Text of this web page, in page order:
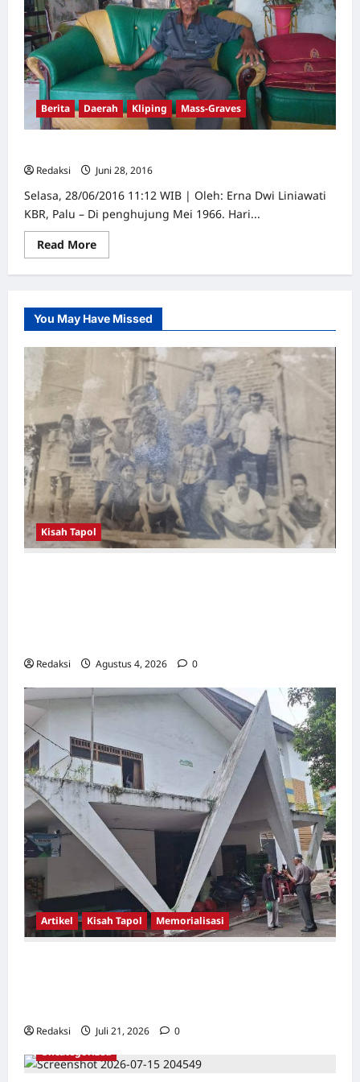
Berita Daerah Kliping Mass-Graves
Redaksi
Juni 28, 2016
Selasa, 28/06/2016 11:12 WIB | Oleh: Erna Dwi Liniawati
KBR, Palu – Di penghujung Mei 1966. Hari...
Read MoreRead
more
[SAGA]
Saya
Disuruh
Gali
Tiga
Liang
You May Have Missed
Kisah Tapol
Redaksi Agustus 4, 2026 0
Artikel Kisah Tapol Memorialisasi
Redaksi Juli 21, 2026
0
Uncategorized